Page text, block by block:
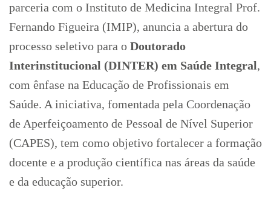
parceria com o Instituto de Medicina Integral Prof.
Fernando Figueira (IMIP), anuncia a abertura do
processo seletivo para o Doutorado
Interinstitucional (DINTER) em Saúde Integral,
com ênfase na Educação de Profissionais em
Saúde. A iniciativa, fomentada pela Coordenação
de Aperfeiçoamento de Pessoal de Nível Superior
(CAPES), tem como objetivo fortalecer a formação
docente e a produção científica nas áreas da saúde
e da educação superior.